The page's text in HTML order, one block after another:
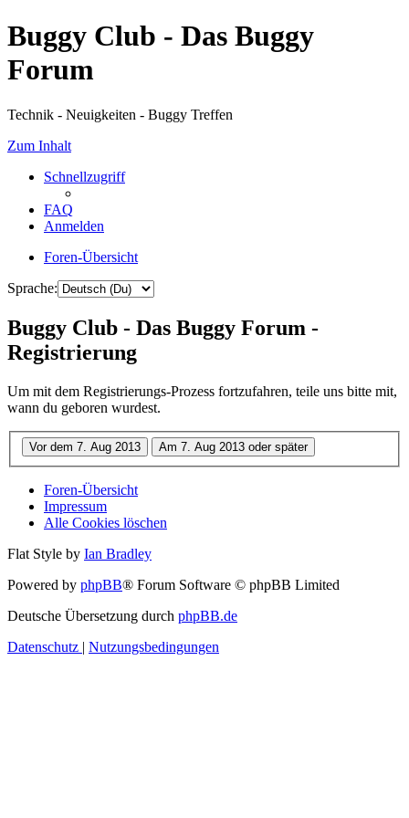
Buggy Club - Das Buggy
Forum
Technik - Neuigkeiten - Buggy Treffen
Zum Inhalt
Schnellzugriff
FAQ
Anmelden
Foren-Übersicht
Sprache:
Buggy Club - Das Buggy Forum -
Registrierung
Um mit dem Registrierungs-Prozess fortzufahren, teile uns bitte mit,
wann du geboren wurdest.
Foren-Übersicht
Impressum
Alle Cookies löschen
Flat Style by Ian Bradley
Powered by phpBB® Forum Software © phpBB Limited
Deutsche Übersetzung durch phpBB.de
Datenschutz | Nutzungsbedingungen